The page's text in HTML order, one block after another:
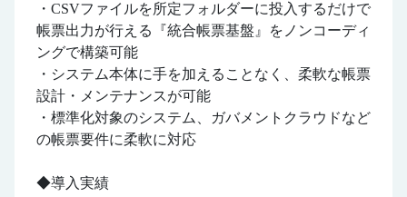
・CSVファイルを所定フォルダーに投入するだけで
帳票出力が行える『統合帳票基盤』をノンコーディ
ングで構築可能
・システム本体に手を加えることなく、柔軟な帳票
設計・メンテナンスが可能
・標準化対象のシステム、ガバメントクラウドなど
の帳票要件に柔軟に対応
◆導入実績